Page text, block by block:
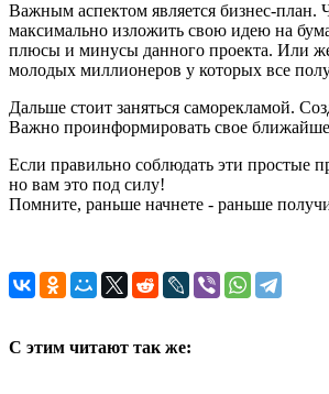
Важным аспектом является бизнес-план.
максимально изложить свою идею на
плюсы и минусы данного проекта. Или же
молодых миллионеров у которых все
Дальше стоит заняться саморекламой.
Важно проинформировать свое
Если правильно соблюдать эти простые
но вам это под силу!
Помните, раньше начнете - раньше
С этим читают так же: